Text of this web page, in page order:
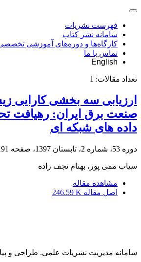
فهرست نشریات
سامانه نشر کتاب
کارگاه‌ها و دوره‌های آموزشی
تماس با ما
English
تعداد مقالات: 1
ارزیابی سه بخشی کارایی
صنعت برق ایران: رهیافت
داده های شبکه ای
دوره 53، شماره 2، تابستان 1397، صفحه 217
سیاب ممی پور، بهنام نجف زاده
مشاهده مقاله
اصل مقاله 246.59 K
سامانه مدیریت نشریات علمی. طراحی و